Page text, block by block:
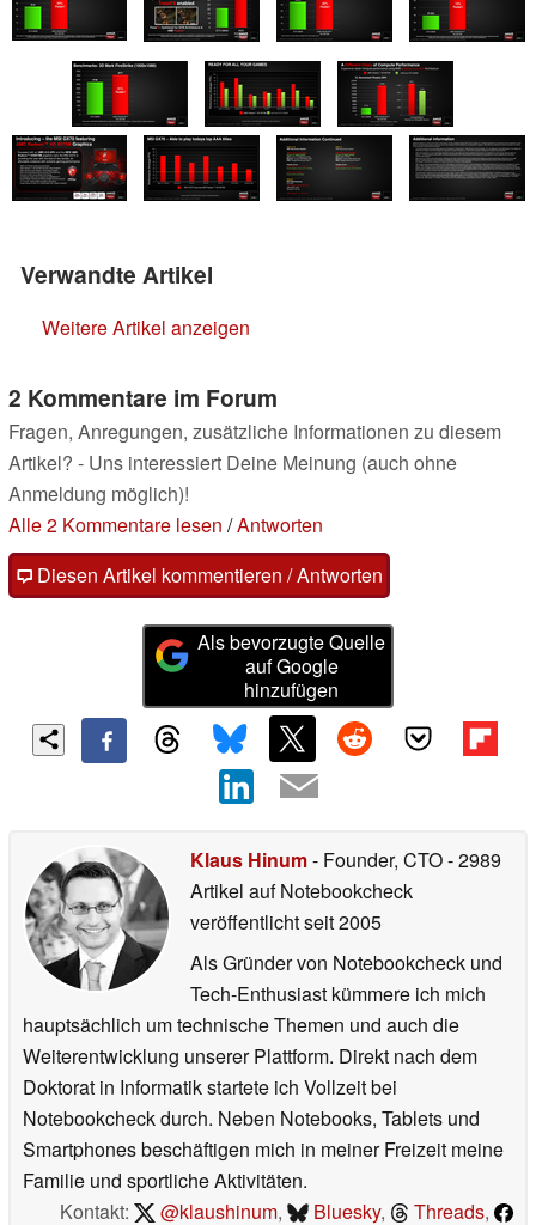
Verwandte Artikel
Weitere Artikel anzeigen
2 Kommentare im Forum
Fragen, Anregungen, zusätzliche Informationen zu diesem
Artikel? - Uns interessiert Deine Meinung (auch ohne
Anmeldung möglich)!
Alle 2 Kommentare lesen /Antworten
Diesen Artikel kommentieren / Antworten
Als bevorzugte Quelle
auf Google
hinzufügen
Klaus Hinum- Founder, CTO- 2989
Artikel auf Notebookcheck
veröffentlichtseit 2005
Als Gründer von Notebookcheck und
Tech-Enthusiast kümmere ich mich
hauptsächlich um technische Themen und auch die
Weiterentwicklung unserer Plattform. Direkt nach dem
Doktorat in Informatik startete ich Vollzeit bei
Notebookcheck durch. Neben Notebooks, Tablets und
Smartphones beschäftigen mich in meiner Freizeit meine
Familie und sportliche Aktivitäten.
Kontakt:
@klaushinum, Bluesky, Threads,